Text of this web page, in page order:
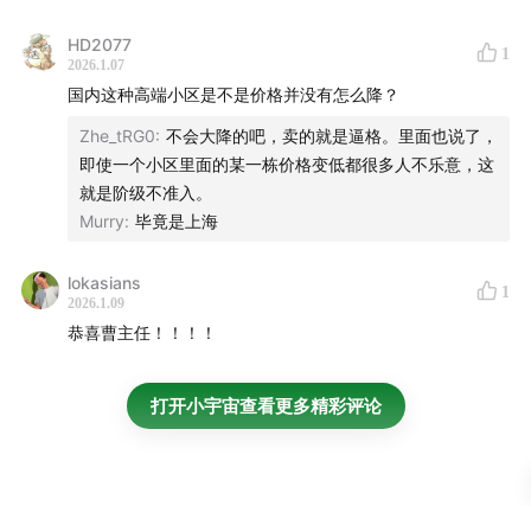
HD2077
2026.1.07
1
国内这种高端小区是不是价格并没有怎么降？
Zhe_tRG0: 不会大降的吧，卖的就是逼格。里面也说了，
即使一个小区里面的某一栋价格变低都很多人不乐意，这
就是阶级不准入。
Murry: 毕竟是上海
lokasians
2026.1.09
1
恭喜曹主任！！！！
打开小宇宙查看更多精彩评论